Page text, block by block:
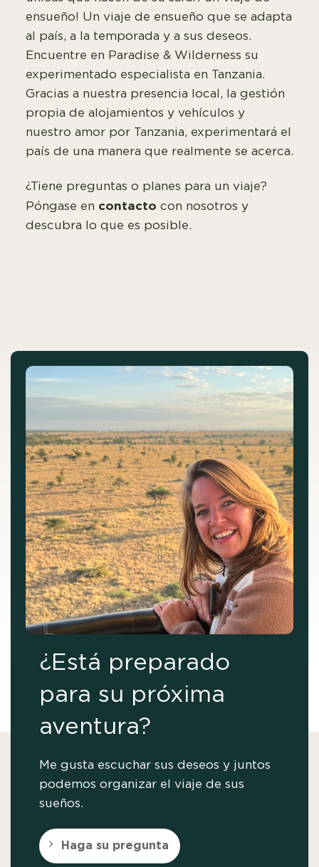
ensueño! Un viaje de ensueño que se adapta
al país, a la temporada y a sus deseos.
Encuentre en Paradise & Wilderness su
experimentado especialista en Tanzania.
Gracias a nuestra presencia local, la gestión
propia de alojamientos y vehículos y
nuestro amor por Tanzania, experimentará el
país de una manera que realmente se acerca.
¿Tiene preguntas o planes para un viaje?
Póngase en contacto con nosotros y
descubra lo que es posible.
¿Está preparado
para su próxima
aventura?
Me gusta escuchar sus deseos y juntos
podemos organizar el viaje de sus
sueños.
Haga su pregunta